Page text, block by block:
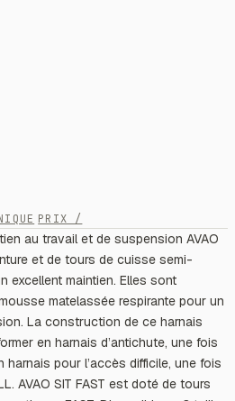
PRIX /
au travail et de suspension AVAO
et de tours de cuisse semi-
excellent maintien. Elles sont
matelassée respirante pour un
La construction de ce harnais
en harnais d’antichute, une fois
pour l’accès difficile, une fois
AVAO SIT FAST est doté de tours